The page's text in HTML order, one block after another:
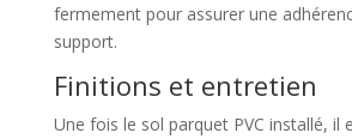
fermement pour assurer une
support.
Finitions et entretien
Une fois le sol parquet PVC installé, il